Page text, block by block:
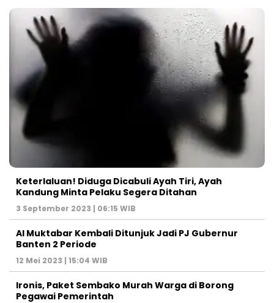
Keterlaluan! Diduga Dicabuli Ayah Tiri, Ayah
Kandung Minta Pelaku Segera Ditahan
3 September 2023 | 06:15 WIB
Al Muktabar Kembali Ditunjuk Jadi PJ Gubernur
Banten 2 Periode
12 Mei 2023 | 15:04 WIB
Ironis, Paket Sembako Murah Warga di Borong
Pegawai Pemerintah